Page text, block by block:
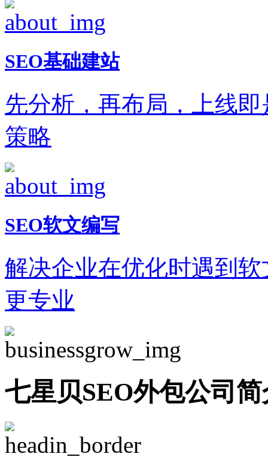
SEO基础建站
先分析，再布局，上线
策略
SEO软文编写
解决企业在优化时遇到
更专业
七星贝SEO外包公司简